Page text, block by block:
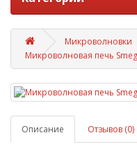
Микроволновки
Микроволновая печь
Описание Отзывов (0)